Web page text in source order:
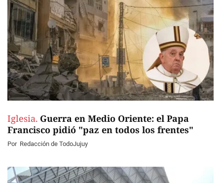
Iglesia. Guerra en Medio Oriente: el Papa
Francisco pidió "paz en todos los frentes"
Por Redacción de TodoJujuy